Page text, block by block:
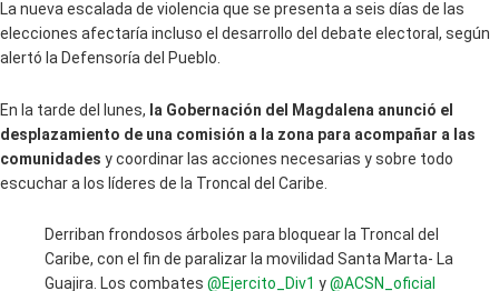
La nueva escalada de violencia que se presenta a seis días de las
elecciones afectaría incluso el desarrollo del debate electoral, según
alertó la Defensoría del Pueblo.
En la tarde del lunes, la Gobernación del Magdalena anunció el
desplazamiento de una comisión a la zona para acompañar a las
comunidades y coordinar las acciones necesarias y sobre todo
escuchar a los líderes de la Troncal del Caribe.
Derriban frondosos árboles para bloquear la Troncal del
Caribe, con el fin de paralizar la movilidad Santa Marta- La
Guajira. Los combates @Ejercito_Div1 y@ACSN_oficial